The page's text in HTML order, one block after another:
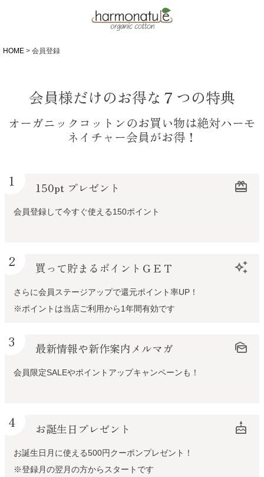
HOME 会員登録
会員様だけのお得な７つの特典
オーガニックコットンのお買い物は絶対ハーモ
ネイチャー会員がお得！
1 150pt プレゼント redeem
会員登録して今すぐ使える150ポイント
2 買って貯まるポイントＧＥＴ auto_awesome
さらに会員ステージアップで還元ポイント率UP！
※ポイントは当店ご利用から1年間有効です
3 最新情報や新作案内メルマガ mark_as_unread
会員限定SALEやポイントアップキャンペーンも！
4 お誕生日プレゼント cake
お誕生日月に使える500円クーポンプレゼント！
※登録月の翌月の方からスタートです